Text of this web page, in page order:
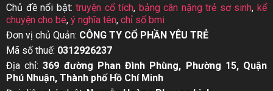
Chủ đề nổi bật:truyện cổ tích, bảng cân nặng trẻ sơ sinh,kể
chuyện cho bé, ý nghĩa tên, chỉ số bmi
Đơn vị chủ Quản: CÔNG TY CỔ PHẦN YÊU TRẺ
Mã số thuế: 0312926237
Địa chỉ:369 đường Phan Đình Phùng, Phường 15, Quận
Phú Nhuận, Thành phố Hồ Chí Minh